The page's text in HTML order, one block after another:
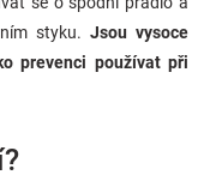
styku.Jsou vysoce
prevenci používat při